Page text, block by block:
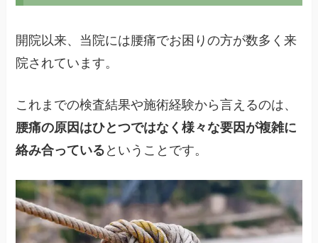
開院以来、当院には腰痛でお困りの方が数多く来
院されています。
これまでの検査結果や施術経験から言えるのは、
腰痛の原因はひとつではなく様々な要因が複雑に
絡み合っている ということです。